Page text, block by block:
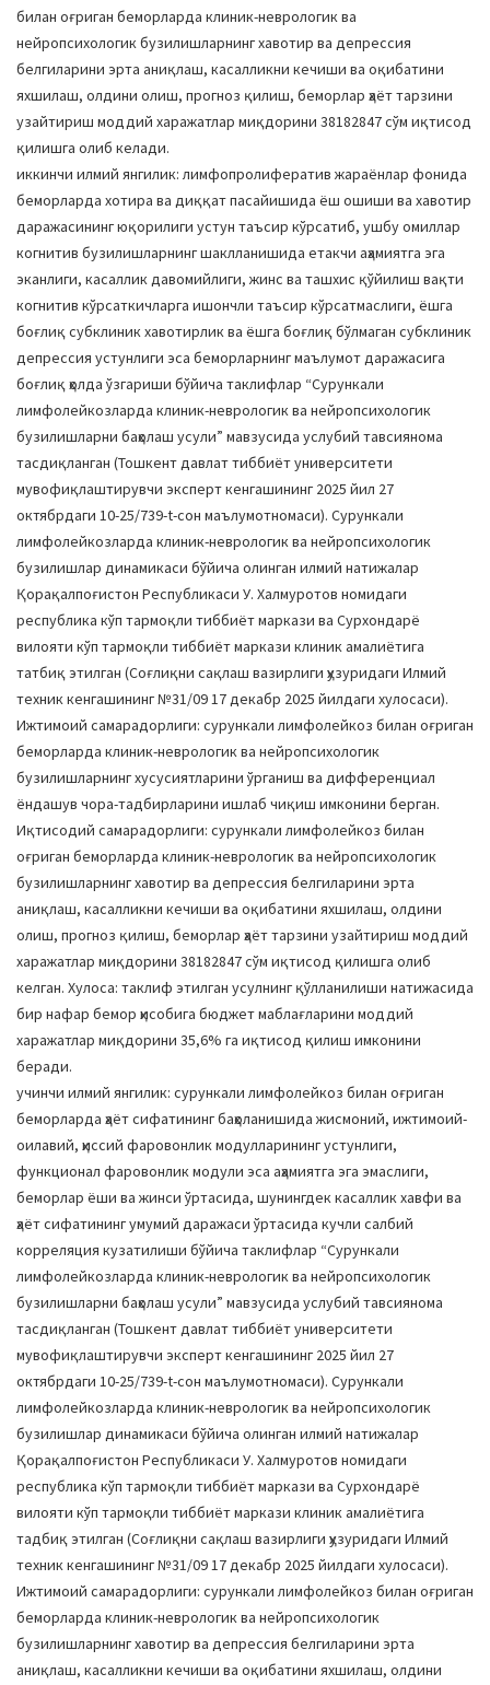
билан оғриган беморларда клиник-неврологик ва
нейропсихологик бузилишларнинг хавотир ва депрессия
белгиларини эрта аниқлаш, касалликни кечиши ва оқибатини
яхшилаш, олдини олиш, прогноз қилиш, беморлар ҳаёт тарзини
узайтириш моддий харажатлар миқдорини 38182847 сўм иқтисод
қилишга олиб келади.
иккинчи илмий янгилик: лимфопролифератив жараёнлар фонида
беморларда хотира ва диққат пасайишида ёш ошиши ва хавотир
даражасининг юқорилиги устун таъсир кўрсатиб, ушбу омиллар
когнитив бузилишларнинг шаклланишида етакчи аҳамиятга эга
эканлиги, касаллик давомийлиги, жинс ва ташхис қўйилиш вақти
когнитив кўрсаткичларга ишончли таъсир кўрсатмаслиги, ёшга
боғлиқ субклиник хавотирлик ва ёшга боғлиқ бўлмаган субклиник
депрессия устунлиги эса беморларнинг маълумот даражасига
боғлиқ ҳолда ўзгариши бўйича таклифлар “Сурункали
лимфолейкозларда клиник-неврологик ва нейропсихологик
бузилишларни баҳолаш усули” мавзусида услубий тавсиянома
тасдиқланган (Тошкент давлат тиббиёт университети
мувофиқлаштирувчи эксперт кенгашининг 2025 йил 27
октябрдаги 10-25/739-t-сон маълумотномаси). Сурункали
лимфолейкозларда клиник-неврологик ва нейропсихологик
бузилишлар динамикаси бўйича олинган илмий натижалар
Қорақалпоғистон Республикаси У. Халмуротов номидаги
республика кўп тармоқли тиббиёт маркази ва Сурхондарё
вилояти кўп тармоқли тиббиёт маркази клиник амалиётига
татбиқ этилган (Соғлиқни сақлаш вазирлиги ҳузуридаги Илмий
техник кенгашининг №31/09 17 декабр 2025 йилдаги хулосаси).
Ижтимоий самарадорлиги: сурункали лимфолейкоз билан оғриган
беморларда клиник-неврологик ва нейропсихологик
бузилишларнинг хусусиятларини ўрганиш ва дифференциал
ёндашув чора-тадбирларини ишлаб чиқиш имконини берган.
Иқтисодий самарадорлиги: сурункали лимфолейкоз билан
оғриган беморларда клиник-неврологик ва нейропсихологик
бузилишларнинг хавотир ва депрессия белгиларини эрта
аниқлаш, касалликни кечиши ва оқибатини яхшилаш, олдини
олиш, прогноз қилиш, беморлар ҳаёт тарзини узайтириш моддий
харажатлар миқдорини 38182847 сўм иқтисод қилишга олиб
келган. Хулоса: таклиф этилган усулнинг қўлланилиши натижасида
бир нафар бемор ҳисобига бюджет маблағларини моддий
харажатлар миқдорини 35,6% га иқтисод қилиш имконини
беради.
учинчи илмий янгилик: сурункали лимфолейкоз билан оғриган
беморларда ҳаёт сифатининг баҳоланишида жисмоний, ижтимоий-
оилавий, ҳиссий фаровонлик модулларининг устунлиги,
функционал фаровонлик модули эса аҳамиятга эга эмаслиги,
беморлар ёши ва жинси ўртасида, шунингдек касаллик хавфи ва
ҳаёт сифатининг умумий даражаси ўртасида кучли салбий
корреляция кузатилиши бўйича таклифлар “Сурункали
лимфолейкозларда клиник-неврологик ва нейропсихологик
бузилишларни баҳолаш усули” мавзусида услубий тавсиянома
тасдиқланган (Тошкент давлат тиббиёт университети
мувофиқлаштирувчи эксперт кенгашининг 2025 йил 27
октябрдаги 10-25/739-t-сон маълумотномаси). Сурункали
лимфолейкозларда клиник-неврологик ва нейропсихологик
бузилишлар динамикаси бўйича олинган илмий натижалар
Қорақалпоғистон Республикаси У. Халмуротов номидаги
республика кўп тармоқли тиббиёт маркази ва Сурхондарё
вилояти кўп тармоқли тиббиёт маркази клиник амалиётига
тадбиқ этилган (Соғлиқни сақлаш вазирлиги ҳузуридаги Илмий
техник кенгашининг №31/09 17 декабр 2025 йилдаги хулосаси).
Ижтимоий самарадорлиги: сурункали лимфолейкоз билан оғриган
беморларда клиник-неврологик ва нейропсихологик
бузилишларнинг хавотир ва депрессия белгиларини эрта
аниқлаш, касалликни кечиши ва оқибатини яхшилаш, олдини